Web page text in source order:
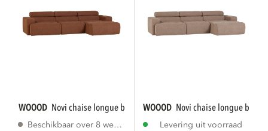
WOOOD novi chaise longue bank rechts bouclé...
Beschikbaar over 8 weken
WOOOD novi chaise longue bank
Levering uit voorraad